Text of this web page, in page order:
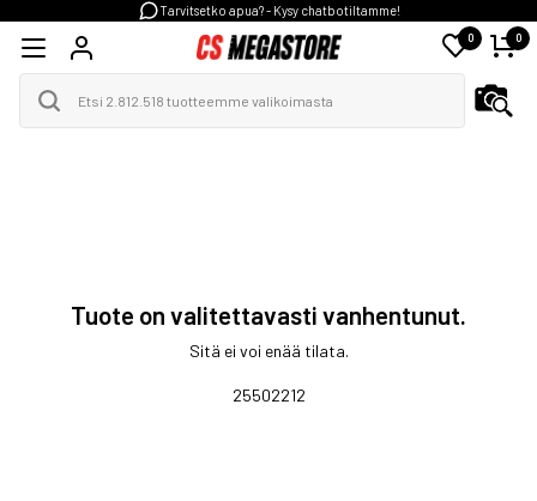
Tarvitsetko apua? - Kysy chatbotiltamme!
0 0
Tuote on valitettavasti vanhentunut.
Sitä ei voi enää tilata.
25502212